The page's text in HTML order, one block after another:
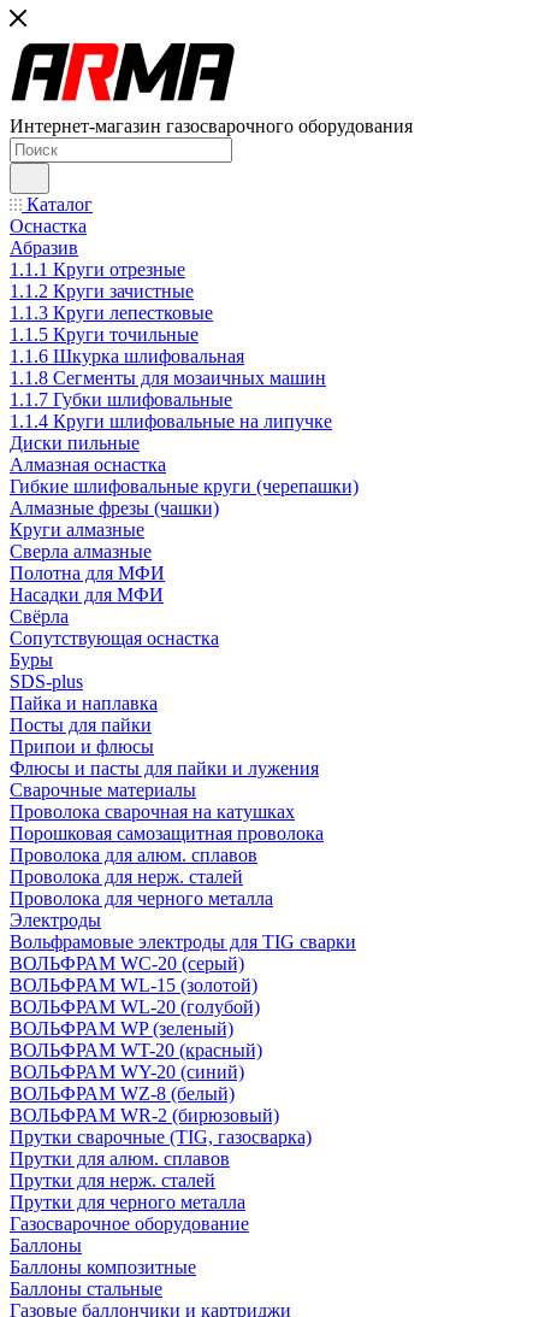
Интернет-магазин газосварочного оборудования
Каталог
Оснастка
Абразив
1.1.1 Круги отрезные
1.1.2 Круги зачистные
1.1.3 Круги лепестковые
1.1.5 Круги точильные
1.1.6 Шкурка шлифовальная
1.1.8 Сегменты для мозаичных машин
1.1.7 Губки шлифовальные
1.1.4 Круги шлифовальные на липучке
Диски пильные
Алмазная оснастка
Гибкие шлифовальные круги (черепашки)
Алмазные фрезы (чашки)
Круги алмазные
Сверла алмазные
Полотна для МФИ
Насадки для МФИ
Свёрла
Сопутствующая оснастка
Буры
SDS-plus
Пайка и наплавка
Посты для пайки
Припои и флюсы
Флюсы и пасты для пайки и лужения
Сварочные материалы
Проволока сварочная на катушках
Порошковая самозащитная проволока
Проволока для алюм. сплавов
Проволока для нерж. сталей
Проволока для черного металла
Электроды
Вольфрамовые электроды для TIG сварки
ВОЛЬФРАМ WC-20 (серый)
ВОЛЬФРАМ WL-15 (золотой)
ВОЛЬФРАМ WL-20 (голубой)
ВОЛЬФРАМ WP (зеленый)
ВОЛЬФРАМ WT-20 (красный)
ВОЛЬФРАМ WY-20 (синий)
ВОЛЬФРАМ WZ-8 (белый)
ВОЛЬФРАМ WR-2 (бирюзовый)
Прутки сварочные (TIG, газосварка)
Прутки для алюм. сплавов
Прутки для нерж. сталей
Прутки для черного металла
Газосварочное оборудование
Баллоны
Баллоны композитные
Баллоны стальные
Газовые баллончики и картриджи